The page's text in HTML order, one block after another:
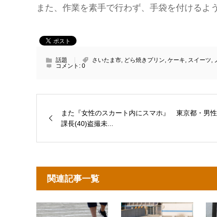
また、作業を素手で行わず、手袋を付けるよ
話題 さいたま市, どら焼きプリン, ケーキ, スイーツ,
コメント: 0
また『女性のスカート内にスマホ』 東京都・男性
課長(40)盗撮未...
関連記事一覧